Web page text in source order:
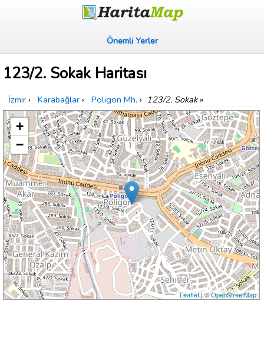
Önemli Yerler
123/2. Sokak Haritası
İzmir › Karabağlar › Poligon Mh. › 123/2. Sokak»
+
−
Leaflet| ©OpenStreetMap